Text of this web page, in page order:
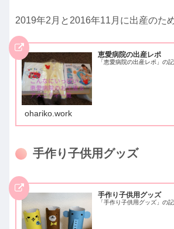
2019年2月と2016年11月に出産のた
恵愛病院の出産レポ
「恵愛病院の出産レポ」の
ohariko.work
手作り子供用グッズ
手作り子供用グッズ
「手作り子供用グッズ」の